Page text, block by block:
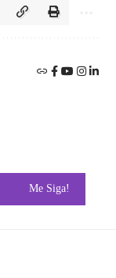
Me Siga!